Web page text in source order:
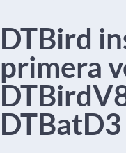
DTBird
primera
DTBatD3